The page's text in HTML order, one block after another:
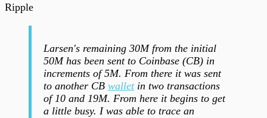
Ripple
Larsen's remaining 30M from the initial
50M has been sent to Coinbase (CB) in
increments of 5M. From there it was sent
to another CB walletin two transactions
of 10 and 19M. From here it begins to get
a little busy. I was able to trace an